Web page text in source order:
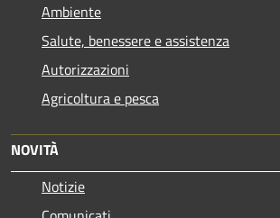
Ambiente
Salute, benessere e assistenza
Autorizzazioni
Agricoltura e pesca
NOVITÀ
Notizie